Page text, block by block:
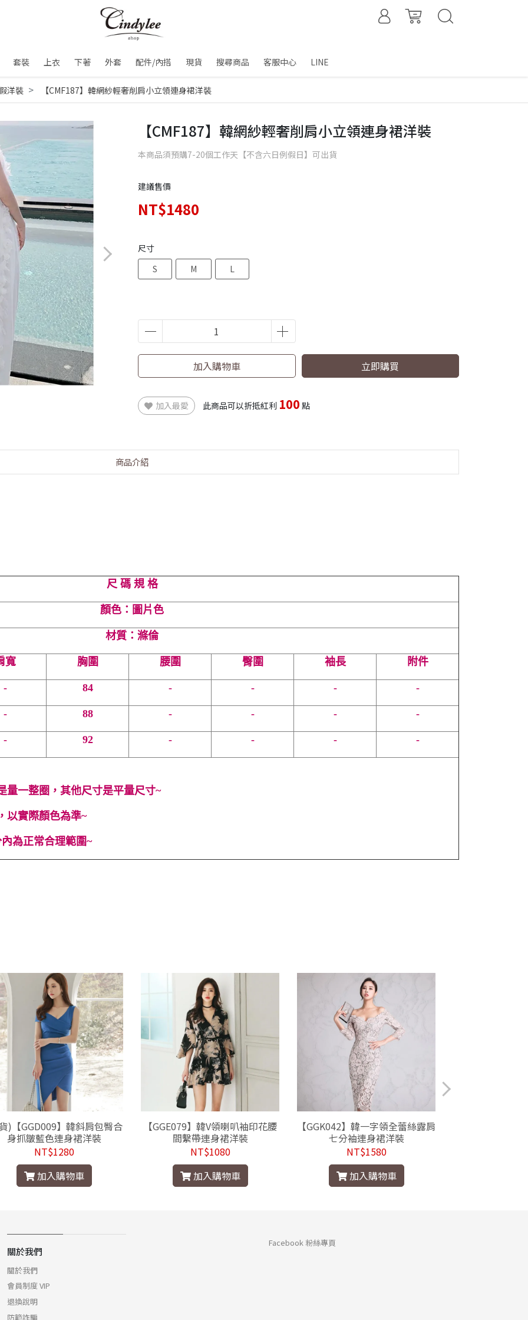
套裝 上衣 下著 外套 配件/內搭 現貨 搜尋商品 客服中心 LINE
洋裝 【CMF187】韓網紗輕奢削肩小立領連身裙洋裝
【CMF187】韓網紗輕奢削肩小立領連身裙洋裝
本商品須預購7-20個工作天【不含六日例假日】可出貨
建議售價
NT$1480
尺寸
S
M L
加入購物車 立即購買
加入最愛 此商品可以折抵紅利 100 點
商品介紹
尺 碼 規 格
顏色：圖片色
材質：滌倫
寬 胸圍 腰圍 臀圍 袖長 附件
- 84 - - - -
- 88 - - - -
- 92 - - - -
一整圈，其他尺寸是平量尺寸~
以實際顏色為準~
為正常合理範圍~
)【GGD009】韓斜肩包臀合
身抓皺藍色連身裙洋裝
NT$1280
加入購物車
【GGE079】韓V領喇叭袖印花腰
間繫帶連身裙洋裝
NT$1080
加入購物車
【GGK042】韓一字領全蕾絲露肩
七分袖連身裙洋裝
NT$1580
加入購物車
關於我們
關於我們
會員制度 VIP
退換說明
防範詐騙
Facebook 粉絲專頁